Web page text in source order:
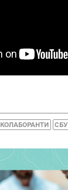
КОЛАБОРАНТИ СБУ